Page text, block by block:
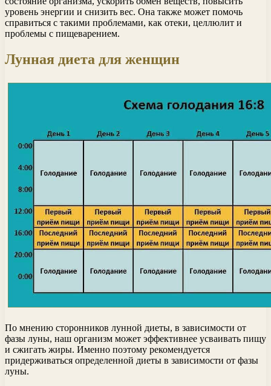
уровень энергии и снизить вес. Она также может помочь
справиться с такими проблемами, как отеки, целлюлит и
проблемы с пищеварением.
Лунная диета для женщин
По мнению сторонников лунной диеты, в зависимости от
фазы луны, наш организм может эффективнее усваивать пищу
и сжигать жиры. Именно поэтому рекомендуется
придерживаться определенной диеты в зависимости от фазы
луны.